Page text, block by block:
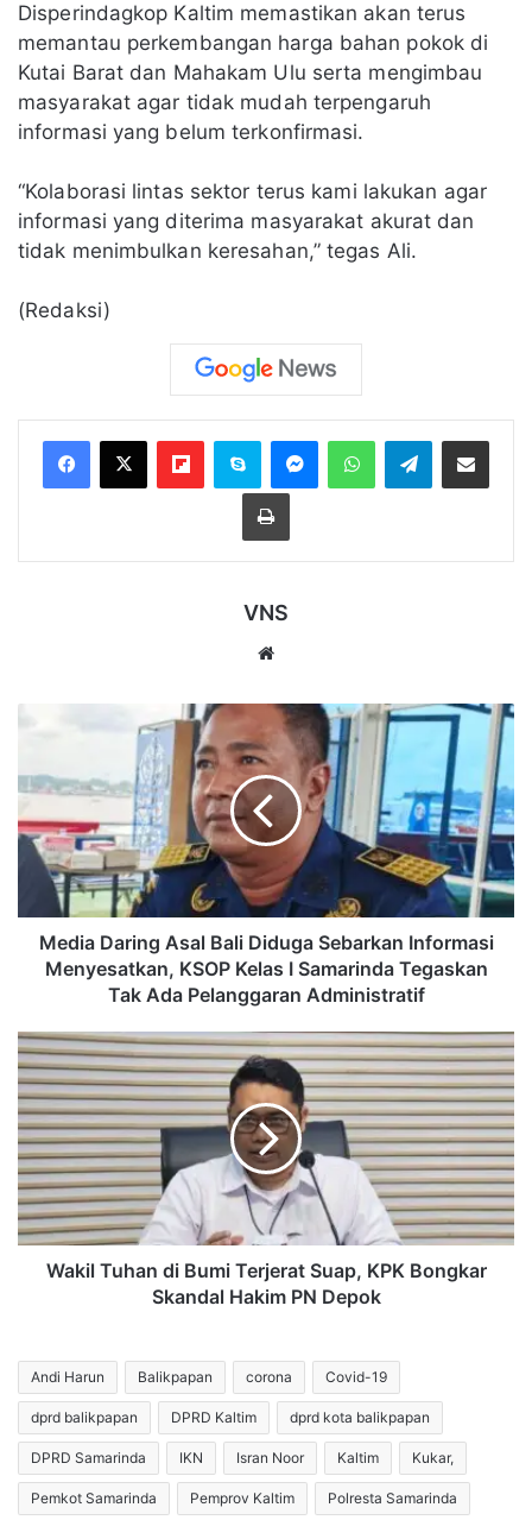
Disperindagkop Kaltim memastikan akan terus
memantau perkembangan harga bahan pokok di
Kutai Barat dan Mahakam Ulu serta mengimbau
masyarakat agar tidak mudah terpengaruh
informasi yang belum terkonfirmasi.
“Kolaborasi lintas sektor terus kami lakukan agar
informasi yang diterima masyarakat akurat dan
tidak menimbulkan keresahan,” tegas Ali.
(Redaksi)
FlipboardSkype MessengerWhatsAppTelegramBagikan melalui Email
Cetak
VNS
Bali
Diduga
Sebarkan
Informasi
Menyesatkan,
KSOP
Kelas
Tak
Ada
Pelanggaran
Administratif
Media Daring Asal Bali Diduga Sebarkan Informasi
Menyesatkan, KSOP Kelas I Samarinda Tegaskan
Tak Ada Pelanggaran Administratif
Wakil
Tuhan
di
Bumi
Terjerat
Suap,
KPK
Bongkar
Skandal
HakimWakil Tuhan di Bumi Terjerat Suap, KPK Bongkar
Skandal Hakim PN Depok
Andi Harun Balikpapan corona Covid-19
dprd balikpapan DPRD Kaltim dprd kota balikpapan
DPRD Samarinda IKN Isran Noor Kaltim Kukar,
Pemkot Samarinda Pemprov Kaltim Polresta Samarinda